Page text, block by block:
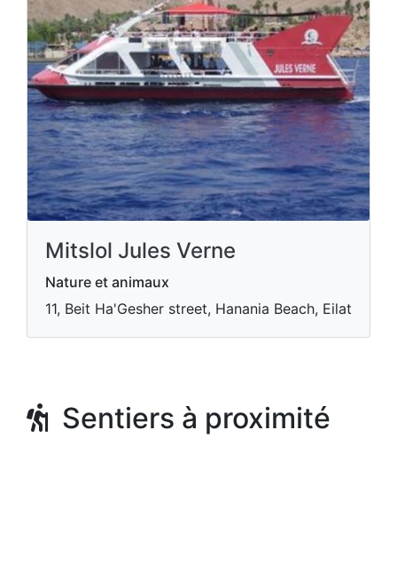
Mitslol Jules Verne
Nature et animaux
11, Beit Ha'Gesher street, Hanania Beach, Eilat
Sentiers à proximité